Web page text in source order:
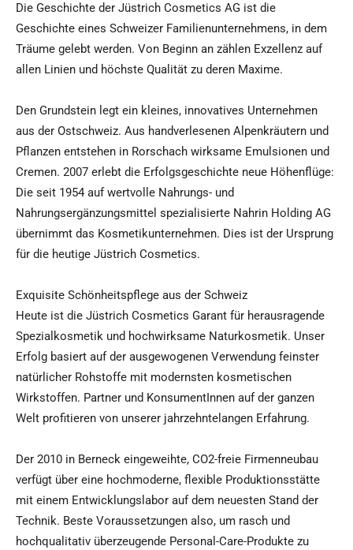
Die Geschichte der Jüstrich Cosmetics AG ist die
Geschichte eines Schweizer Familienunternehmens, in dem
Träume gelebt werden. Von Beginn an zählen Exzellenz auf
allen Linien und höchste Qualität zu deren Maxime.
Den Grundstein legt ein kleines, innovatives Unternehmen
aus der Ostschweiz. Aus handverlesenen Alpenkräutern und
Pflanzen entstehen in Rorschach wirksame Emulsionen und
Cremen. 2007 erlebt die Erfolgsgeschichte neue Höhenflüge:
Die seit 1954 auf wertvolle Nahrungs- und
Nahrungsergänzungsmittel spezialisierte Nahrin Holding AG
übernimmt das Kosmetikunternehmen. Dies ist der Ursprung
für die heutige Jüstrich Cosmetics.
Exquisite Schönheitspflege aus der Schweiz
Heute ist die Jüstrich Cosmetics Garant für herausragende
Spezialkosmetik und hochwirksame Naturkosmetik. Unser
Erfolg basiert auf der ausgewogenen Verwendung feinster
natürlicher Rohstoffe mit modernsten kosmetischen
Wirkstoffen. Partner und KonsumentInnen auf der ganzen
Welt profitieren von unserer jahrzehntelangen Erfahrung.
Der 2010 in Berneck eingeweihte, CO2-freie Firmenneubau
verfügt über eine hochmoderne, flexible Produktionsstätte
mit einem Entwicklungslabor auf dem neuesten Stand der
Technik. Beste Voraussetzungen also, um rasch und
hochqualitativ überzeugende Personal-Care-Produkte zu